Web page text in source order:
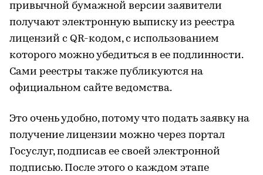
привычной бумажной версии заявители
получают электронную выписку из реестра
лицензий с QR-кодом, с использованием
которого можно убедиться в ее подлинности.
Сами реестры также публикуются на
официальном сайте ведомства.
Это очень удобно, потому что подать заявку на
получение лицензии можно через портал
Госуслуг, подписав ее своей электронной
подписью. После этого о каждом этапе